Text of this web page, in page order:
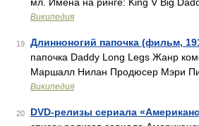
Википедия
19 Длинноногий папочка (фильм,
папочка Daddy Long Legs Жанр
Маршалл Нилан Продюсер Мэри
Википедия
20 DVD-релизы сериала